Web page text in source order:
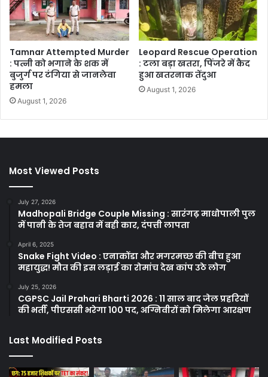
Tamnar Attempted Murder
: पत्नी को भगाने के शक में
बुजुर्ग पर टंगिया से जानलेवा
हमला
August 1, 2026
Leopard Rescue Operation
: टला बड़ा खतरा, पिंजरे में कैद
हुआ खतरनाक तेंदुआ
August 1, 2026
Most Viewed Posts
July 27, 2026
Madhopali Bridge Couple Missing : सारंगढ़ माधोपाली पुल
में पानी के तेज बहाव में बही कार, दंपत्ती लापता
April 6, 2025
Snake Fight Video : एनाकोंडा और मगरमच्छ की बीच हुआ
महायुद्ध! मौत की इस लड़ाई का रोमांच देख कांप उठे लोग
July 25, 2026
CGPSC Jail Prahari Bharti 2026 : 11 साल बाद जेल प्रहरियों
की भर्ती, पीएससी भरेगा 100 पद, अग्निवीरों को मिलेगा आरक्षण
Last Modified Posts